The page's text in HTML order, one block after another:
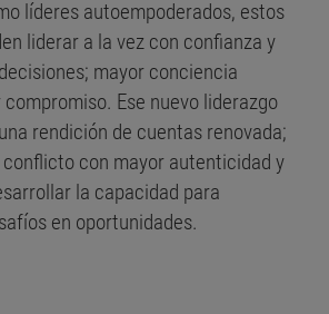
líderes autoempoderados, estos
liderar a la vez con confianza y
mayor conciencia
Ese nuevo liderazgo
rendición de cuentas renovada;
con mayor autenticidad y
la capacidad para
en oportunidades.